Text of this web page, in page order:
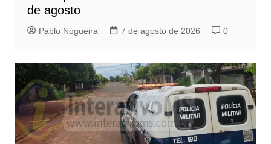
de agosto
Pablo Nogueira 7 de agosto de 2026 0